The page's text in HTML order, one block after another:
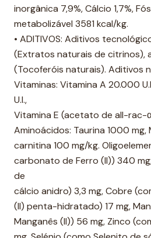
inorgânica 7,9%, Cálcio 1,7%,
metabolizável 3581 kcal/kg.
• ADITIVOS: Aditivos
(Extratos naturais de citrinos),
(Tocoferóis naturais). Aditivos
Vitaminas: Vitamina A 20.000
U.I.,
Vitamina E (acetato de all-rac-
Aminoácidos: Taurina 1000
carnitina 100 mg/kg.
carbonato de Ferro (II)) 340
de
cálcio anidro) 3,3 mg, Cobre
(II) penta-hidratado) 17 mg,
Manganês (II)) 56 mg, Zinco